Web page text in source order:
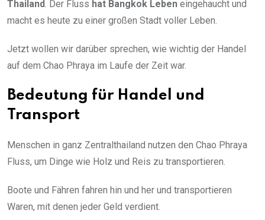
Thailand . Der Fluss hat Bangkok Leben eingehaucht und
macht es heute zu einer großen Stadt voller Leben.
Jetzt wollen wir darüber sprechen, wie wichtig der Handel
auf dem Chao Phraya im Laufe der Zeit war.
Bedeutung für Handel und
Transport
Menschen in ganz Zentralthailand nutzen den Chao Phraya
Fluss, um Dinge wie Holz und Reis zu transportieren.
Boote und Fähren fahren hin und her und transportieren
Waren, mit denen jeder Geld verdient.